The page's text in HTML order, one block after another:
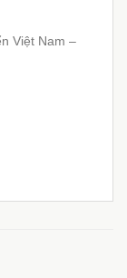
Việt Nam –